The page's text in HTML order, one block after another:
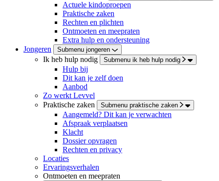
Actuele kindoproepen
Praktische zaken
Rechten en plichten
Ontmoeten en meepraten
Extra hulp en ondersteuning
Jongeren
Submenu jongeren
Ik heb hulp nodig Submenu ik heb hulp nodig
Hulp bij
Dit kan je zelf doen
Aanbod
Zo werkt Levvel
Praktische zaken
Submenu praktische zaken
Aangemeld? Dit kan je verwachten
Afspraak verplaatsen
Klacht
Dossier opvragen
Rechten en privacy
Locaties
Ervaringsverhalen
Ontmoeten en meepraten